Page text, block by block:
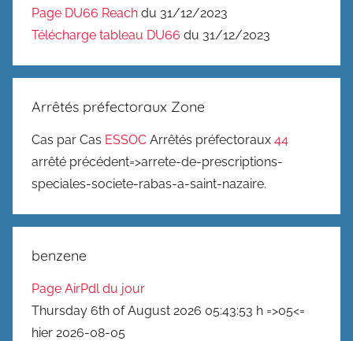
Page DU66 Reach du 31/12/2023
Télécharge tableau DU66 du 31/12/2023
Arrêtés préfectoraux Zone
Cas par Cas ESSOC Arrêtés préfectoraux 44
arrêté précédent=>arrete-de-prescriptions-
speciales-societe-rabas-a-saint-nazaire.
benzene
Page AirPdl du jour
Thursday 6th of August 2026 05:43:53 h =>05<=
hier 2026-08-05